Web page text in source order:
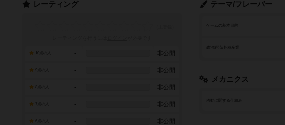
テーマ/フレーバー
ゲームの基本目的
政治経済/各種産業
メカニクス
移動に関する仕組み
レーティング
- 非公開
- 非公開
- 非公開
7点の人 - 非公開
- 非公開